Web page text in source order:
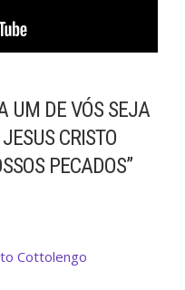
UM DE VÓS SEJA
CRISTO
PECADOS”
Cottolengo